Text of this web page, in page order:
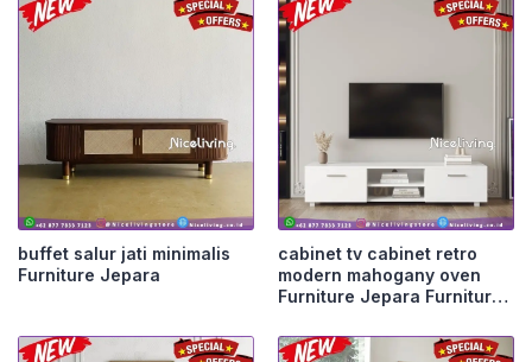
buffet salur jati minimalis
Furniture Jepara
cabinet tv cabinet retro
modern mahogany oven
Furniture Jepara Furniture